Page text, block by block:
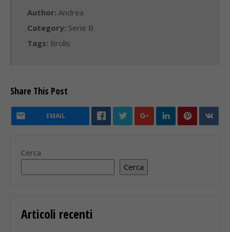
Author: Andrea
Category: Serie B
Tags: Brolis
Share This Post
EMAIL
Cerca
Cerca
Articoli recenti